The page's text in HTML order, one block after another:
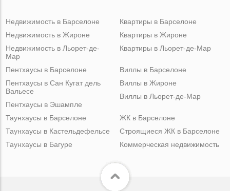
Недвижимость в Барселоне
Недвижимость в Жироне
Недвижимость в Льорет-де-
Мар
Квартиры в Барселоне
Квартиры в Жироне
Квартиры в Льорет-де-Мар
Пентхаусы в Барселоне
Пентхаусы в Сан Кугат дель
Вальесе
Пентхаусы в Эшампле
Виллы в Барселоне
Виллы в Жироне
Виллы в Льорет-де-Мар
Таунхаусы в Барселоне
Таунхаусы в Кастельдефельсе
Таунхаусы в Багуре
ЖК в Барселоне
Строящиеся ЖК в Барселоне
Коммерческая недвижимость